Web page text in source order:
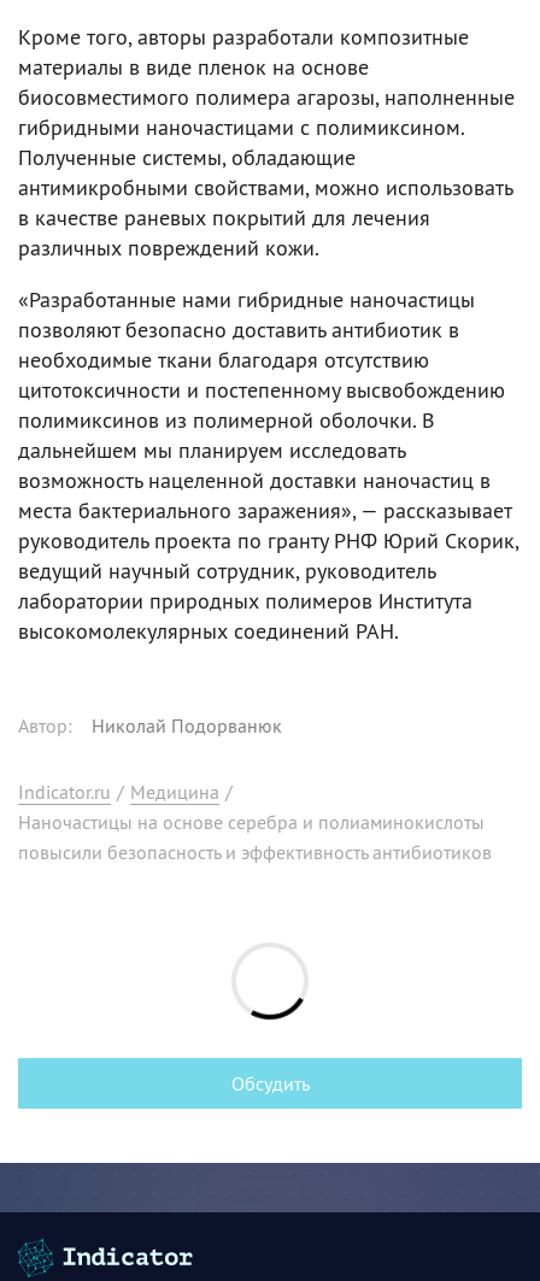
Кроме того, авторы разработали композитные
материалы в виде пленок на основе
биосовместимого полимера агарозы, наполненные
гибридными наночастицами с полимиксином.
Полученные системы, обладающие
антимикробными свойствами, можно использовать
в качестве раневых покрытий для лечения
различных повреждений кожи.
«Разработанные нами гибридные наночастицы
позволяют безопасно доставить антибиотик в
необходимые ткани благодаря отсутствию
цитотоксичности и постепенному высвобождению
полимиксинов из полимерной оболочки. В
дальнейшем мы планируем исследовать
возможность нацеленной доставки наночастиц в
места бактериального заражения», — рассказывает
руководитель проекта по гранту РНФ Юрий Скорик,
ведущий научный сотрудник, руководитель
лаборатории природных полимеров Института
высокомолекулярных соединений РАН.
Автор: Николай Подорванюк
Indicator.ru / Медицина /
Наночастицы на основе серебра и полиаминокислоты
повысили безопасность и эффективность антибиотиков
Обсудить